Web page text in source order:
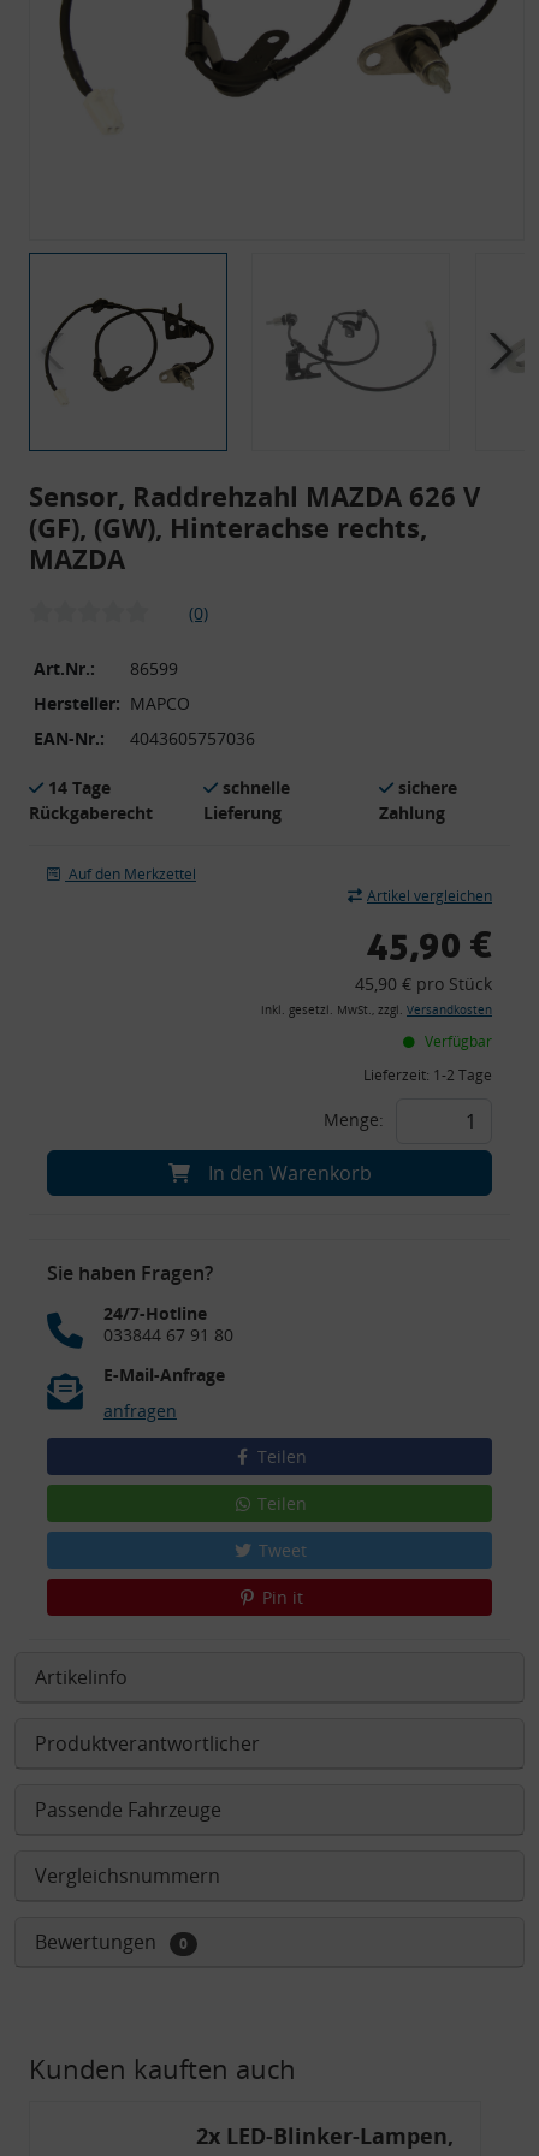
Sensor, Raddrehzahl MAZDA 626 V
(GF), (GW), Hinterachse rechts,
MAZDA
(0)
Art.Nr.:
86599
Hersteller: MAPCO
EAN-Nr.:
4043605757036
14 Tage
Rückgaberecht
schnelle
Lieferung
sichere
Zahlung
Auf den Merkzettel
Artikel vergleichen
45,90 €
45,90 € pro Stück
inkl. gesetzl. MwSt., zzgl. Versandkosten
Verfügbar
Lieferzeit: 1-2 Tage
Menge:
In den Warenkorb
Sie haben Fragen?
24/7-Hotline
033844 67 91 80
E-Mail-Anfrage
anfragen
Teilen
Teilen
Tweet
Pin it
Artikelinfo
Produktverantwortlicher
Passende Fahrzeuge
Vergleichsnummern
Bewertungen 0
Kunden kauften auch
2x LED-Blinker-Lampen,